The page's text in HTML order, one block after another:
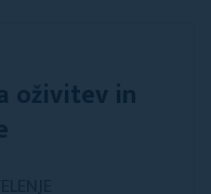
oživitev in